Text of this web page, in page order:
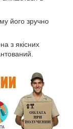
його зручно
з якісних